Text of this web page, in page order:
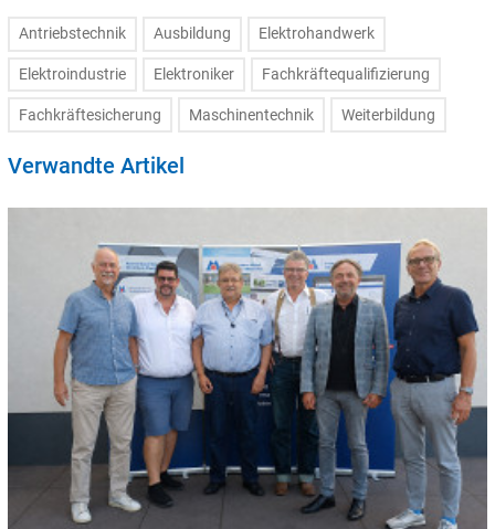
Antriebstechnik Ausbildung Elektrohandwerk
Elektroindustrie Elektroniker Fachkräftequalifizierung
Fachkräftesicherung Maschinentechnik Weiterbildung
Verwandte Artikel